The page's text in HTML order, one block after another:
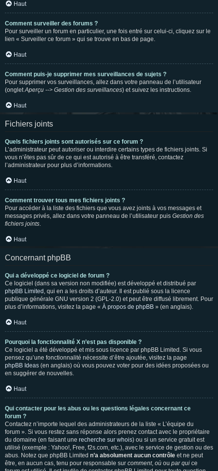
Haut
Comment surveiller des forums ?
Pour surveiller un forum en particulier, une fois entré sur celui-ci, cliquez sur le
lien « Surveiller ce forum » qui se trouve en bas de page.
Haut
Comment puis-je supprimer mes surveillances de sujets ?
Pour supprimer vos surveillances, allez dans votre panneau de l’utilisateur
(ongletAperçu --> Gestion des surveillances) et suivez les instructions.
Haut
Fichiers joints
Quels fichiers joints sont autorisés sur ce forum ?
L’administrateur peut autoriser ou interdire certains types de fichiers joints. Si
vous n’êtes pas sûr de ce qui est autorisé à être transféré, contactez
l’administrateur pour plus d’informations.
Haut
Comment trouver tous mes fichiers joints ?
Pour accéder à la liste des fichiers que vous avez joints à vos messages et
messages privés, allez dans votre panneau de l’utilisateur puis Gestion des
fichiers joints.
Haut
Concernant phpBB
Qui a développé ce logiciel de forum ?
Ce logiciel (dans sa version non modifiée) est développé et distribué par
phpBB Limited , qui en a les droits d’auteur. Il est publié sous la licence
publique générale GNU version 2 (GPL-2.0) et peut être diffusé librement. Pour
plus d’informations, visitez la page « À propos de phpBB » (en anglais).
Haut
Pourquoi la fonctionnalité X n’est pas disponible ?
Ce logiciel a été développé et mis sous licence par phpBB Limited. Si vous
pensez qu’une fonctionnalité nécessite d’être ajoutée, visitez la page
phpBB Ideas (en anglais) où vous pouvez voter pour des idées proposées ou
en suggérer de nouvelles.
Haut
Qui contacter pour les abus ou les questions légales concernant ce
forum ?
Contactez n’importe lequel des administrateurs de la liste « L’équipe du
forum ». Si vous restez sans réponse alors prenez contact avec le propriétaire
du domaine (en faisant une recherche sur whois) ou si un service gratuit est
utilisé (exemple : Yahoo!, Free, f2s.com, etc.), avec le service de gestion ou des
abus. Notez que phpBB Limited n’a absolument aucun contrôle et ne peut
être, en aucun cas, tenu pour responsable sur comment, où ou par qui ce